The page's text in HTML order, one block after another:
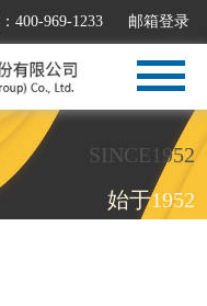
400-969-1233 邮箱登录
SINCE1952
始于1952